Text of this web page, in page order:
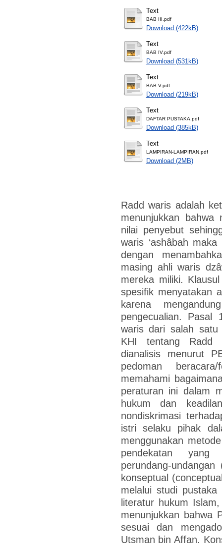
Text
BAB III.pdf
Download (422kB)
Text
BAB IV.pdf
Download (531kB)
Text
BAB V.pdf
Download (219kB)
Text
DAFTAR PUSTAKA.pdf
Download (385kB)
Text
LAMPIRAN-LAMPIRAN.pdf
Download (2MB)
Radd waris adalah
menunjukkan bahwa
nilai penyebut
waris ‘ashâbah
dengan
masing ahli waris
mereka miliki.
spesifik menyatakan
karena
pengecualian. Pasal
waris dari salah
KHI tentang Radd
dianalisis menurut
pedoman
memahami
peraturan ini dalam
hukum dan
nondiskrimasi
istri selaku pihak
menggunakan
pendekatan yang
perundang-
konseptual
melalui studi
literatur hukum
menunjukkan bahwa
sesuai dan
Utsman bin Affan.